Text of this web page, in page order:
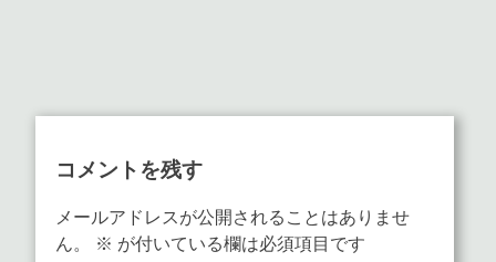
コメントを残す
メールアドレスが公開されることはありませ
ん。
※ が付いている欄は必須項目です